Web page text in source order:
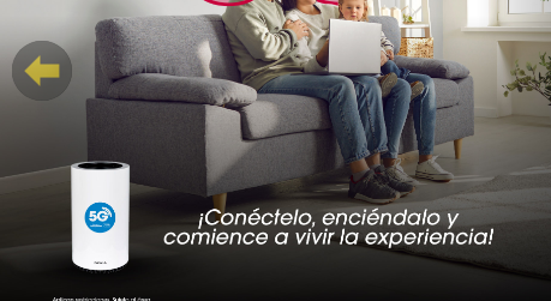
Anterior